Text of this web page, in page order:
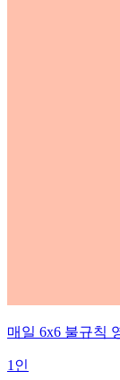
매일 6x6 불규칙
1인